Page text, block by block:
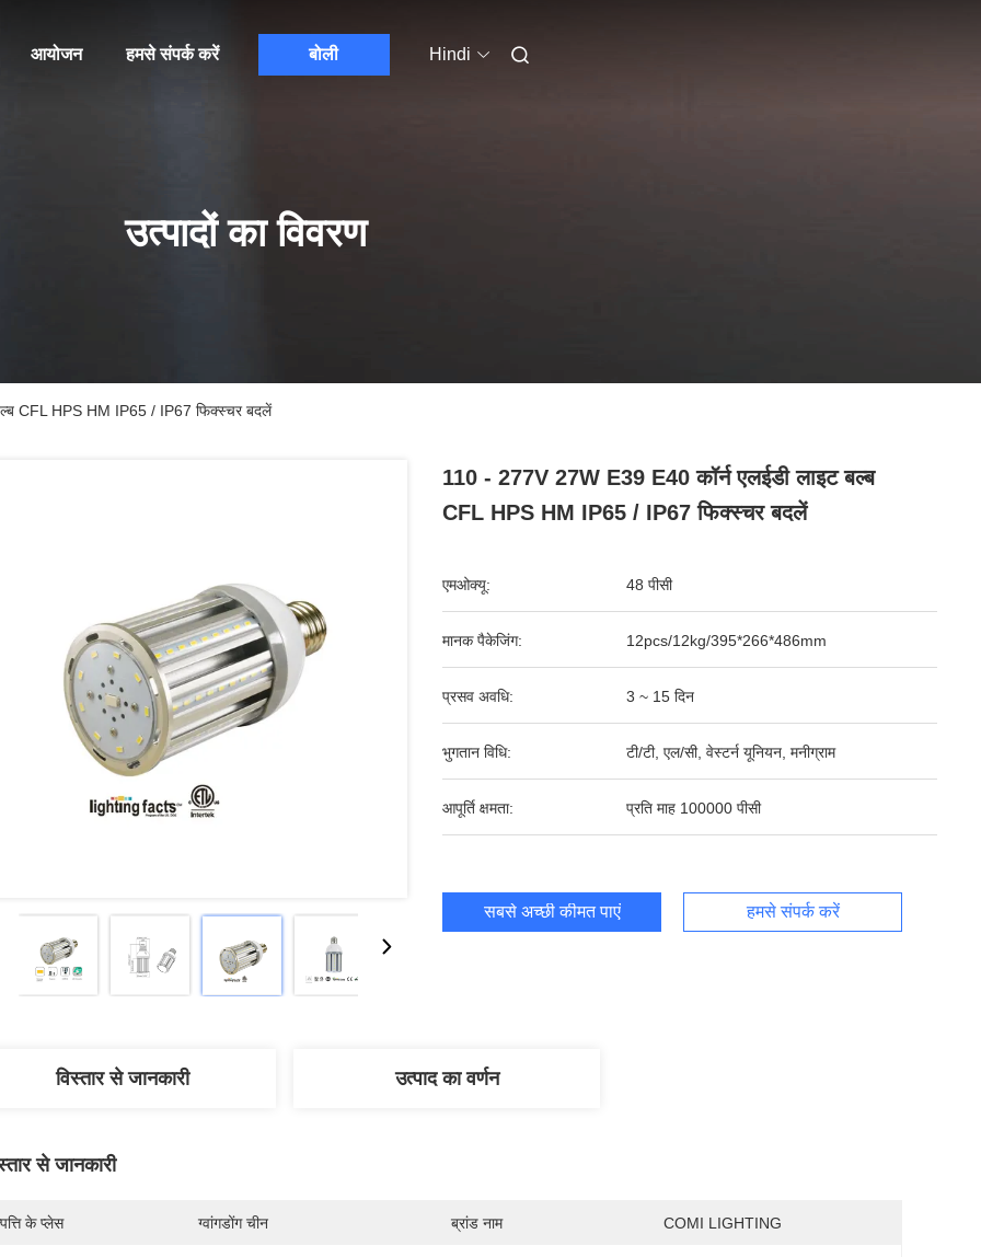
आयोजन हमसे संपर्क करें बोली Hindi
उत्पादों का विवरण
CFL HPS HM IP65 / IP67 फिक्स्चर बदलें
110 - 277V 27W E39 E40 कॉर्न एलईडी लाइट बल्ब
CFL HPS HM IP65 / IP67 फिक्स्चर बदलें
एमओक्यू: 48 पीसी
मानक पैकेजिंग: 12pcs/12kg/395*266*486mm
प्रसव अवधि: 3 ~ 15 दिन
भुगतान विधि: टी/टी, एल/सी, वेस्टर्न यूनियन, मनीग्राम
आपूर्ति क्षमता: प्रति माह 100000 पीसी
सबसे अच्छी कीमत पाएं हमसे संपर्क करें
विस्तार से जानकारी उत्पाद का वर्णन
से जानकारी
के प्लेस ग्वांगडोंग चीन ब्रांड नाम COMI LIGHTING